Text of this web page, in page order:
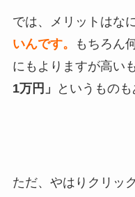
では、メリットはな
いんです。
もちろん
にもよりますが高い
1万円」
というものも
ただ、やはりクリッ